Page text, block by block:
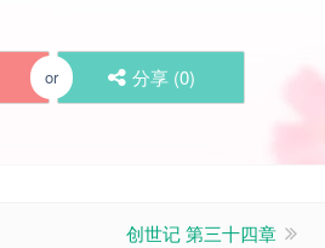
or 分享 (0)
创世记 第三十四章